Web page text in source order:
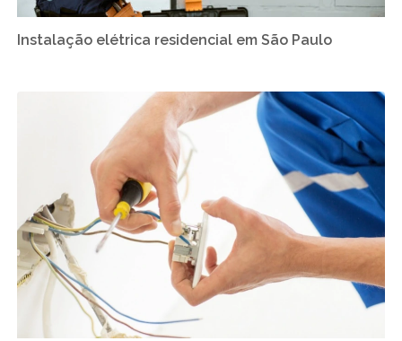
Instalação elétrica residencial em São Paulo